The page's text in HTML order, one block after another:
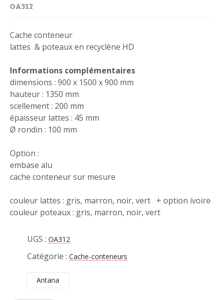
OA312
Cache conteneur
lattes & poteaux en recyclène HD
Informations complémentaires
dimensions : 900 x 1500 x 900 mm
hauteur : 1350 mm
scellement : 200 mm
épaisseur lattes : 45 mm
Ø rondin : 100 mm
Option :
embase alu
cache conteneur sur mesure
couleur lattes : gris, marron, noir, vert + option ivoire
couleur poteaux : gris, marron, noir, vert
UGS : OA312
Catégorie : Cache-conteneurs
Antana